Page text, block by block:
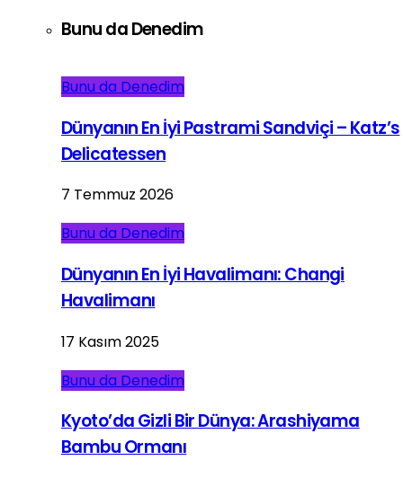
Bunu da Denedim
Bunu da Denedim
Dünyanın En İyi Pastrami Sandviçi – Katz’s
Delicatessen
7 Temmuz 2026
Bunu da Denedim
Dünyanın En İyi Havalimanı: Changi
Havalimanı
17 Kasım 2025
Bunu da Denedim
Kyoto’da Gizli Bir Dünya: Arashiyama
Bambu Ormanı